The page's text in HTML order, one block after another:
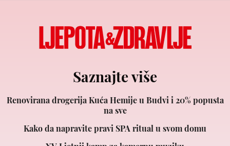
Saznajte više
Renovirana drogerija Kuća Hemije u Budvi i 20% popusta
na sve
Kako da napravite pravi SPA ritual u svom domu